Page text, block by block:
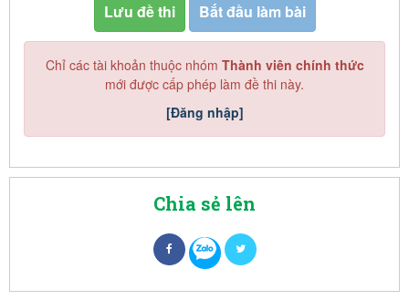
Lưu đề thi Bắt đầu làm bài
Chỉ các tài khoản thuộc nhóm Thành viên chính thức
mới được cấp phép làm đề thi này.
[Đăng nhập]
Chia sẻ lên